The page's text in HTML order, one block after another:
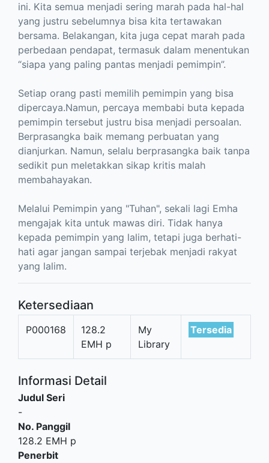
ini. Kita semua menjadi sering marah pada hal-hal
yang justru sebelumnya bisa kita tertawakan
bersama. Belakangan, kita juga cepat marah pada
perbedaan pendapat, termasuk dalam menentukan
“siapa yang paling pantas menjadi pemimpin”.
Setiap orang pasti memilih pemimpin yang bisa
dipercaya.Namun, percaya membabi buta kepada
pemimpin tersebut justru bisa menjadi persoalan.
Berprasangka baik memang perbuatan yang
dianjurkan. Namun, selalu berprasangka baik tanpa
sedikit pun meletakkan sikap kritis malah
membahayakan.
Melalui Pemimpin yang "Tuhan", sekali lagi Emha
mengajak kita untuk mawas diri. Tidak hanya
kepada pemimpin yang lalim, tetapi juga berhati-
hati agar jangan sampai terjebak menjadi rakyat
yang lalim.
Ketersediaan
P000168
128.2
EMH p
My
Library
Tersedia
Informasi Detail
Judul Seri
-
No. Panggil
128.2 EMH p
Penerbit